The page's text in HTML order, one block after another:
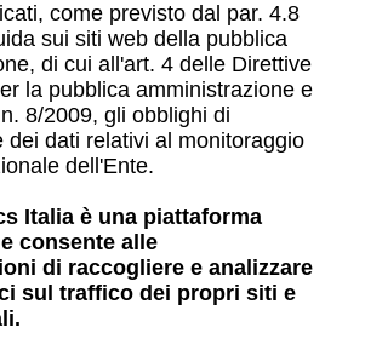
come previsto dal par. 4.8
sui siti web della pubblica
di cui all'art. 4 delle Direttive
la pubblica amministrazione e
8/2009, gli obblighi di
dei dati relativi al monitoraggio
dell'Ente.
Italia è una piattaforma
consente alle
di raccogliere e analizzare
sul traffico dei propri siti e